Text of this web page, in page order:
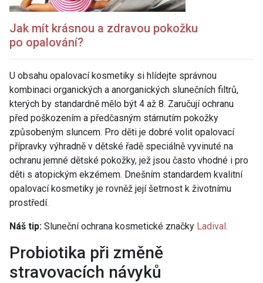
Jak mít krásnou a zdravou pokožku
po opalování?
U obsahu opalovací kosmetiky si hlídejte správnou
kombinaci organických a anorganických slunečních filtrů,
kterých by standardně mělo být 4 až 8. Zaručují ochranu
před poškozením a předčasným stárnutím pokožky
způsobeným sluncem. Pro děti je dobré volit opalovací
přípravky výhradně v dětské řadě speciálně vyvinuté na
ochranu jemné dětské pokožky, jež jsou často vhodné i pro
děti s atopickým ekzémem. Dnešním standardem kvalitní
opalovací kosmetiky je rovněž její šetrnost k životnímu
prostředí.
Náš tip: Sluneční ochrana kosmetické značky Ladival.
Probiotika při změně
stravovacích návyků